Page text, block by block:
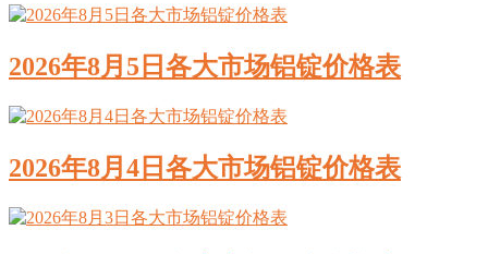
2026年8月5日各大市场铝锭价格表
2026年8月4日各大市场铝锭价格表